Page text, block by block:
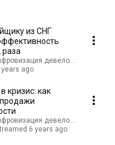
из СНГ
девелопмента
years ago
кризис: как
девелопмента
6 years ago